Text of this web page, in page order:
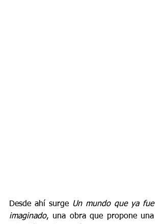
Desde ahí surge Un mundo que ya fue
imaginado, una obra que propone una